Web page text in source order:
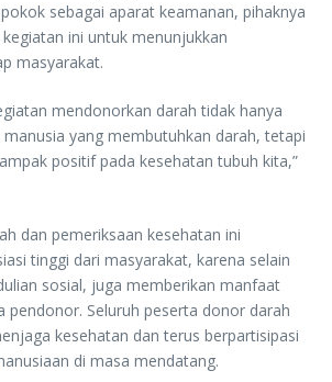
sebagai aparat keamanan, pihaknya
ini untuk menunjukkan
masyarakat.
mendonorkan darah tidak hanya
yang membutuhkan darah, tetapi
positif pada kesehatan tubuh kita,”
dan pemeriksaan kesehatan ini
tinggi dari masyarakat, karena selain
sosial, juga memberikan manfaat
pendonor. Seluruh peserta donor darah
kesehatan dan terus berpartisipasi
di masa mendatang.